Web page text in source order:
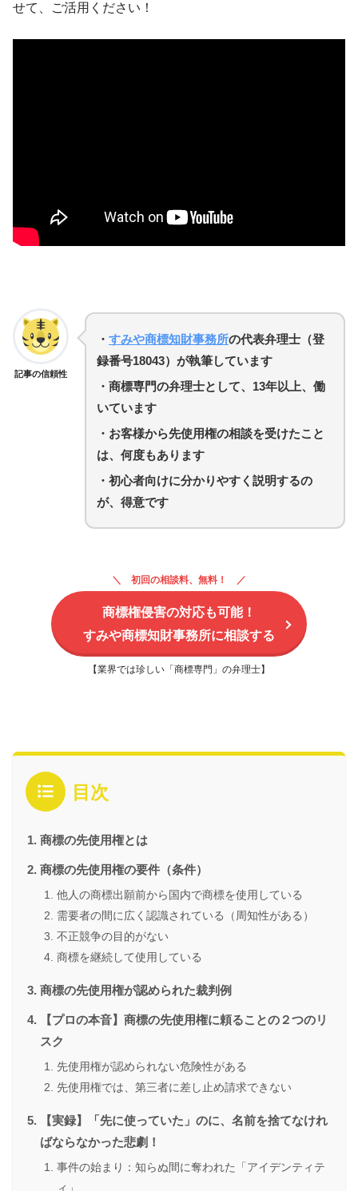
せて、ご活用ください！
記事の信頼性
・ すみや商標知財事務所の代表弁理士（登
録番号18043）が執筆しています
・商標専門の弁理士として、13年以上、働
いています
・ お客様から先使用権の相談を受けたこと
は、何度もあります
・初心者向けに分かりやすく説明するの
が、得意です
初回の相談料、無料！
商標権侵害の対応も可能！
すみや商標知財事務所に相談する
【業界では珍しい「商標専門」の弁理士】
目次
商標の先使用権とは
商標の先使用権の要件（条件）
他人の商標出願前から国内で商標を使用している
需要者の間に広く認識されている（周知性がある）
不正競争の目的がない
商標を継続して使用している
商標の先使用権が認められた裁判例
【プロの本音】商標の先使用権に頼ることの２つのリ
スク
先使用権が認められない危険性がある
先使用権では、第三者に差し止め請求できない
【実録】「先に使っていた」のに、名前を捨てなけれ
ばならなかった悲劇！
事件の始まり：知らぬ間に奪われた「アイデンティテ
ィ」